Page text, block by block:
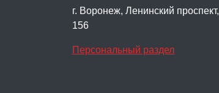
г. Воронеж, Ленинский проспект,
156
Персональный раздел